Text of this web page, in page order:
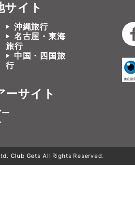
サイト
沖縄旅行
名古屋・東海
旅行
中国・四国旅
行
ーサイト
Club Gets All Rights Reserved.